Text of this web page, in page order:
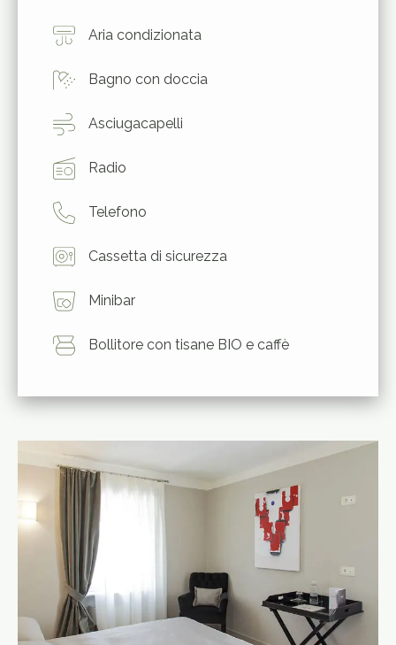
Aria condizionata
Bagno con doccia
Asciugacapelli
Radio
Telefono
Cassetta di sicurezza
Minibar
Bollitore con tisane BIO e caffè